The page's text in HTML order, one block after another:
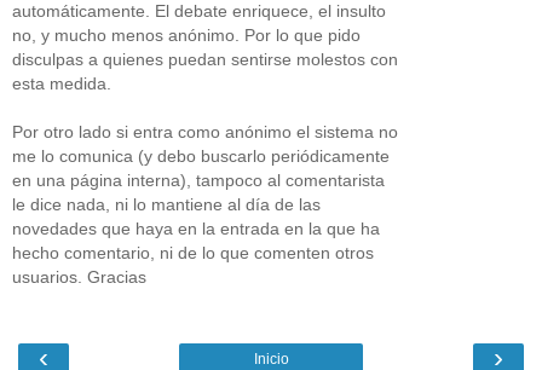
automáticamente. El debate enriquece, el insulto
no, y mucho menos anónimo. Por lo que pido
disculpas a quienes puedan sentirse molestos con
esta medida.
Por otro lado si entra como anónimo el sistema no
me lo comunica (y debo buscarlo periódicamente
en una página interna), tampoco al comentarista
le dice nada, ni lo mantiene al día de las
novedades que haya en la entrada en la que ha
hecho comentario, ni de lo que comenten otros
usuarios. Gracias
‹ ›
Inicio